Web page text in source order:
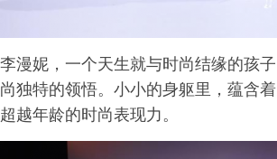
李漫妮，一个天生就与时尚结缘的孩
尚独特的领悟。小小的身躯里，蕴含
超越年龄的时尚表现力。